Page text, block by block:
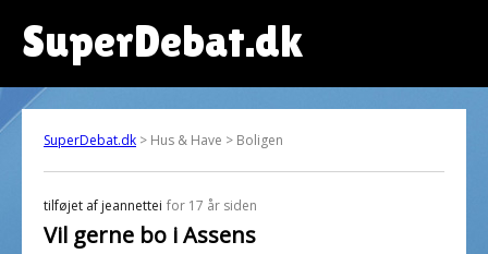
SuperDebat.dk
SuperDebat.dk > Hus & Have > Boligen
tilføjet af jeannettei for 17 år siden
Vil gerne bo i Assens